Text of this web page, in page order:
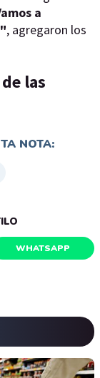
a
, agregaron los
las
NOTA:
WHATSAPP